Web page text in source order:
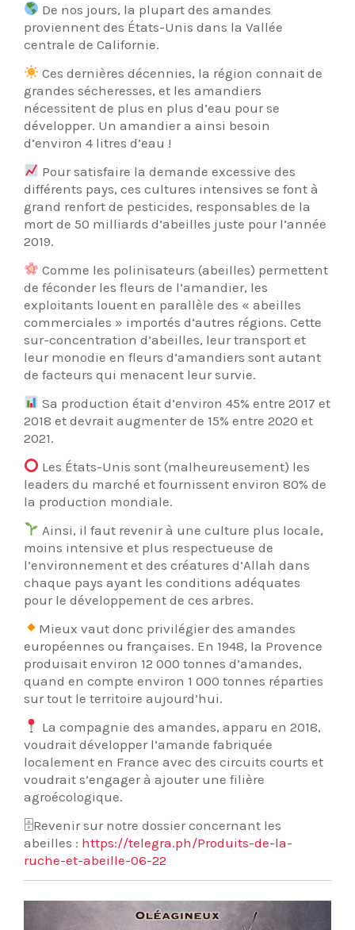
De nos jours, la plupart des amandes
proviennent des États-Unis dans la Vallée
centrale de Californie.
Ces dernières décennies, la région connait de
grandes sécheresses, et les amandiers
nécessitent de plus en plus d’eau pour se
développer. Un amandier a ainsi besoin
d’environ 4 litres d’eau !
Pour satisfaire la demande excessive des
différents pays, ces cultures intensives se font à
grand renfort de pesticides, responsables de la
mort de 50 milliards d’abeilles juste pour l’année
2019.
Comme les polinisateurs (abeilles) permettent
de féconder les fleurs de l’amandier, les
exploitants louent en parallèle des « abeilles
commerciales » importés d’autres régions. Cette
sur-concentration d’abeilles, leur transport et
leur monodie en fleurs d’amandiers sont autant
de facteurs qui menacent leur survie.
Sa production était d’environ 45% entre 2017 et
2018 et devrait augmenter de 15% entre 2020 et
2021.
Les États-Unis sont (malheureusement) les
leaders du marché et fournissent environ 80% de
la production mondiale.
Ainsi, il faut revenir à une culture plus locale,
moins intensive et plus respectueuse de
l’environnement et des créatures d’Allah dans
chaque pays ayant les conditions adéquates
pour le développement de ces arbres.
Mieux vaut donc privilégier des amandes
européennes ou françaises. En 1948, la Provence
produisait environ 12 000 tonnes d’amandes,
quand en compte environ 1 000 tonnes réparties
sur tout le territoire aujourd’hui.
La compagnie des amandes, apparu en 2018,
voudrait développer l’amande fabriquée
localement en France avec des circuits courts et
voudrait s’engager à ajouter une filière
agroécologique.
🗄Revenir sur notre dossier concernant les
abeilles : https://telegra.ph/Produits-de-la-
ruche-et-abeille-06-22